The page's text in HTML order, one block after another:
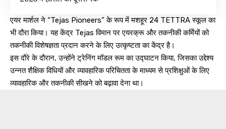
एयर मार्शल ने “Tejas Pioneers” के रूप में मशहूर 24 TETTRA स्कूल का
भी दौरा किया। यह केंद्र Tejas विमान पर एयरक्रू और तकनीकी कर्मियों को
तकनीकी विशेषज्ञता प्रदान करने के लिए उत्कृष्टता का केंद्र है।
इस दौरे के दौरान, उन्होंने ट्रेनिंग मॉडल रूम का उद्घाटन किया, जिसका उद्देश्य
उन्नत शैक्षिक विधियों और व्यावहारिक परिचितता के माध्यम से प्रशिक्षुओं के लिए
व्यावहारिक और तकनीकी सीखने को बढ़ावा देना था।